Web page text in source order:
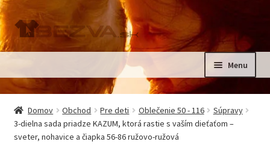
Preskočiť
na
navigáciu
Preskočiť
na
obsah
Menu
Domov
Pre deti
Domov Obchod Pre deti Oblečenie 50 - 116
Súpravy
3-dielna sada priadze KAZUM, ktorá rastie s vaším dieťaťom –
sveter, nohavice a čiapka 56-86 ružovo-ružová